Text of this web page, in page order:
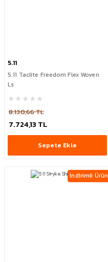
5.11
5.11 Taclite Freedom Flex Woven
Ls
8.130,66 TL
7.724,13 TL
Sepete Ekle
İndirimli Ürün